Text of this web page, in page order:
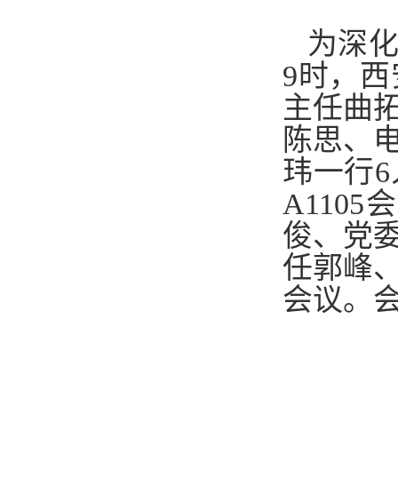
为深
9时，
主任曲
陈思、
玮一行
A1105
俊、 党
任郭峰
会议。